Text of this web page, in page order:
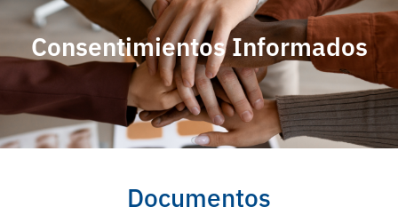
Consentimientos Informados
Documentos